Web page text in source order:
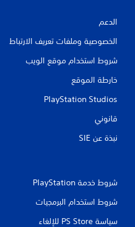
الدعم
الخصوصية وملفات تعريف الارتباط
شروط استخدام موقع الويب
خارطة الموقع
PlayStation Studios
قانوني
نبذة عن SIE‏
شروط خدمة PlayStation‏
شروط استخدام البرمجيات
سياسة PS Store للإلغاء